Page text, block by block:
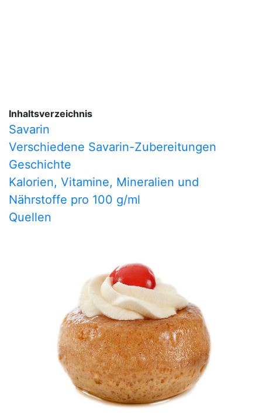
Inhaltsverzeichnis
Savarin
Verschiedene Savarin-Zubereitungen
Geschichte
Kalorien, Vitamine, Mineralien und
Nährstoffe pro 100 g/ml
Quellen